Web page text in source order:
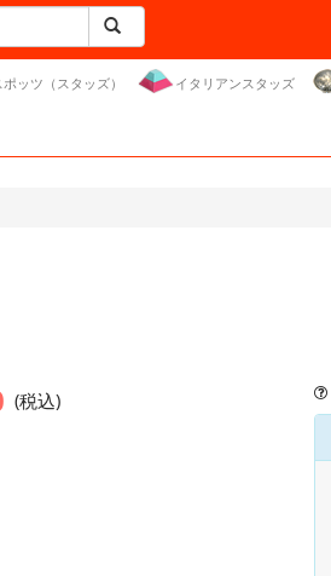
ポッツ（スタッズ） イタリアンスタッズ
(税込)